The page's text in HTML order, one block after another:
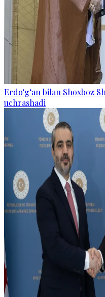
Erdo‘g‘an bilan Shoxboz
uchrashadi